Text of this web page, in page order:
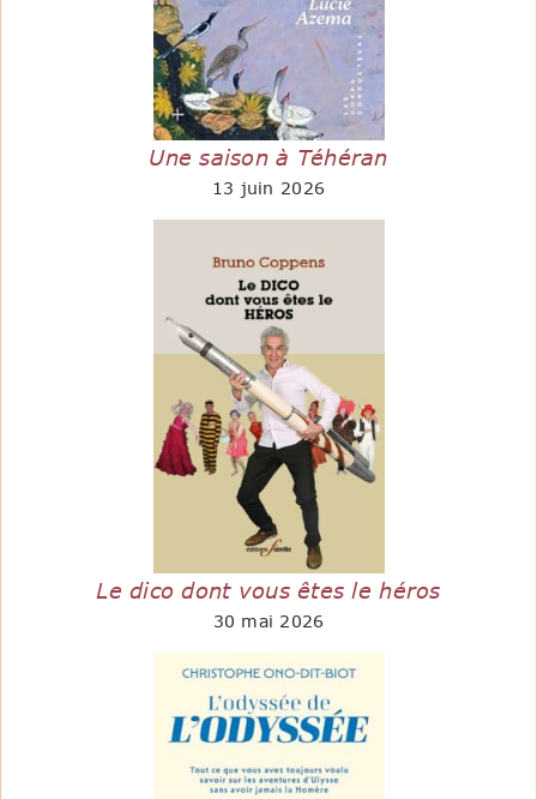
Une saison à Téhéran
13 juin 2026
Le dico dont vous êtes le héros
30 mai 2026